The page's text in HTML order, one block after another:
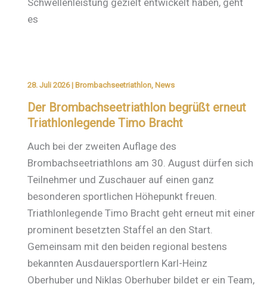
Schwellenleistung gezielt entwickelt haben, geht
es
28. Juli 2026| Brombachseetriathlon, News
Der Brombachseetriathlon begrüßt erneut
Triathlonlegende Timo Bracht
Auch bei der zweiten Auflage des
Brombachseetriathlons am 30. August dürfen sich
Teilnehmer und Zuschauer auf einen ganz
besonderen sportlichen Höhepunkt freuen.
Triathlonlegende Timo Bracht geht erneut mit einer
prominent besetzten Staffel an den Start.
Gemeinsam mit den beiden regional bestens
bekannten Ausdauersportlern Karl-Heinz
Oberhuber und Niklas Oberhuber bildet er ein Team,